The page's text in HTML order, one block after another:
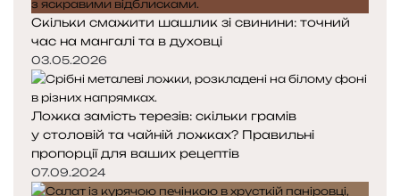
Скільки смажити шашлик зі свинини: точний
час на мангалі та в духовці
03.05.2026
Ложка замість терезів: скільки грамів
у столовій та чайній ложках? Правильні
пропорції для ваших рецептів
07.09.2024